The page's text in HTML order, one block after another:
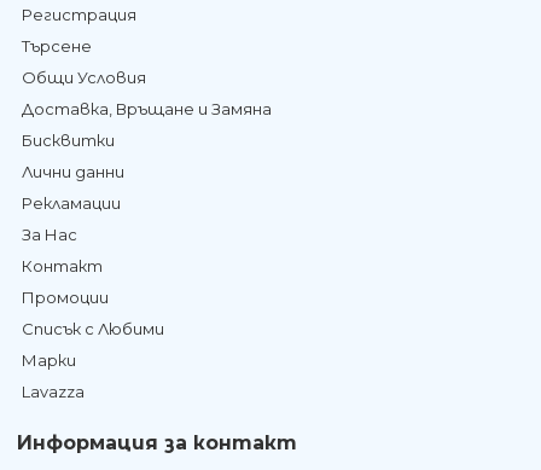
Регистрация
Търсене
Общи Условия
Доставка, Връщане и Замяна
Бисквитки
Лични данни
Рекламации
За Нас
Контакт
Промоции
Списък с Любими
Марки
Lavazza
Информация за контакт